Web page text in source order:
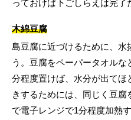
っておけば下ごしらえは完了
木綿豆腐
島豆腐に近づけるために、水
う。豆腐をペーパータオル
分程度置けば、水分が出てほ
きするためには、同じく豆
で電子レンジで1分程度加熱